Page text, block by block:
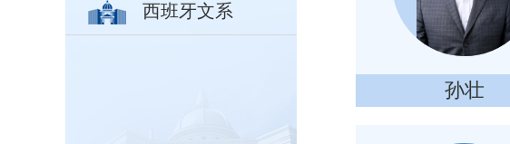
西班牙文系
孙壮